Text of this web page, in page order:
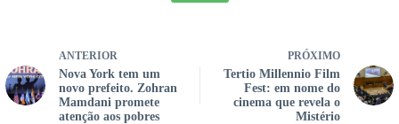
ANTERIOR
Nova York tem um
novo prefeito. Zohran
Mamdani promete
atenção aos pobres
PRÓXIMO
Tertio Millennio Film
Fest: em nome do
cinema que revela o
Mistério